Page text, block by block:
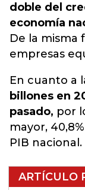
doble del
economía
De la misma
empresas
En cuanto a
billones en
pasado, por
mayor,
PIB nacional.
ARTÍCULO